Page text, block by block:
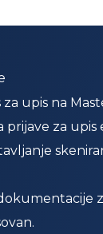
upis na
prijave za